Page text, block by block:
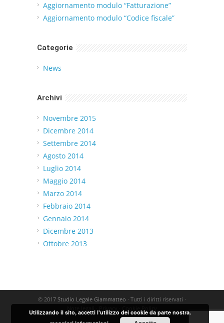
Aggiornamento modulo “Fatturazione”
Aggiornamento modulo “Codice fiscale”
Categorie
News
Archivi
Novembre 2015
Dicembre 2014
Settembre 2014
Agosto 2014
Luglio 2014
Maggio 2014
Marzo 2014
Febbraio 2014
Gennaio 2014
Dicembre 2013
Ottobre 2013
© 2017 Studio Legale Giammatteo · Tutti i diritti riservati ·
Utilizzando il sito, accetti l'utilizzo dei cookie da parte nostra.